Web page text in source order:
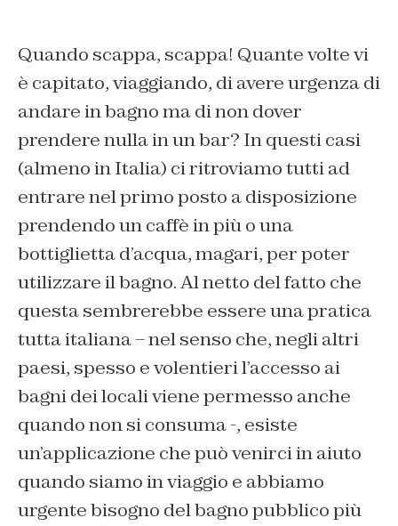
Quando scappa, scappa! Quante volte vi
è capitato, viaggiando, di avere urgenza di
andare in bagno ma di non dover
prendere nulla in un bar? In questi casi
(almeno in Italia) ci ritroviamo tutti ad
entrare nel primo posto a disposizione
prendendo un caffè in più o una
bottiglietta d’acqua, magari, per poter
utilizzare il bagno. Al netto del fatto che
questa sembrerebbe essere una pratica
tutta italiana – nel senso che, negli altri
paesi, spesso e volentieri l’accesso ai
bagni dei locali viene permesso anche
quando non si consuma -, esiste
un’applicazione che può venirci in aiuto
quando siamo in viaggio e abbiamo
urgente bisogno del bagno pubblico più